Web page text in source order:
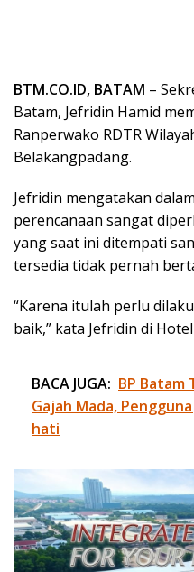
BTM.CO.ID, BATAM –
Batam, Jefridin Hamid
Ranperwako RDTR
Belakangpadang.
Jefridin mengatakan
perencanaan sangat
yang saat ini ditempati
tersedia tidak pernah
“Karena itulah perlu
baik,” kata Jefridin di
BACA JUGA: BP Batam
Gajah Mada,
hati